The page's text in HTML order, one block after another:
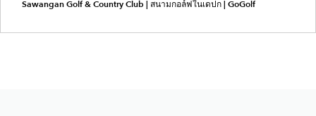
Sawangan Golf & Country Club | สนามกอล์ฟในเดปก | GoGolf